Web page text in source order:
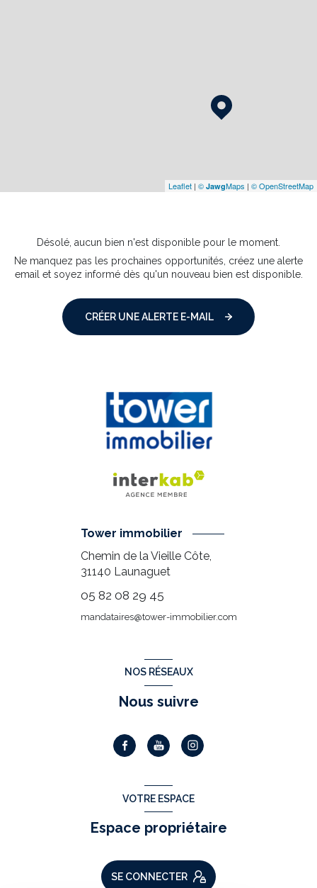
Leaflet | © JawgMaps | © OpenStreetMap
Désolé, aucun bien n'est disponible pour le moment.
Ne manquez pas les prochaines opportunités, créez une alerte
email et soyez informé dès qu'un nouveau bien est disponible.
CRÉER UNE ALERTE E-MAIL
Tower immobilier
Chemin de la Vieille Côte,
31140 Launaguet
05 82 08 29 45
mandataires@tower-immobilier.com
NOS RÉSEAUX
Nous suivre
VOTRE ESPACE
Espace propriétaire
SE CONNECTER